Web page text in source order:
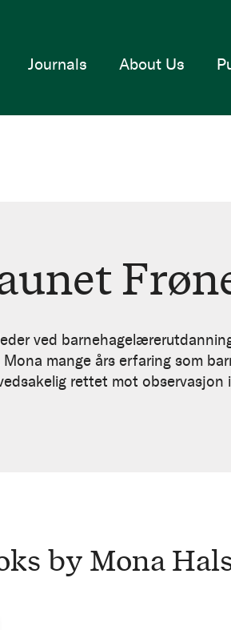
Journals About Us
ved
mange års erfaring som
rettet mot observasjon
by Mona